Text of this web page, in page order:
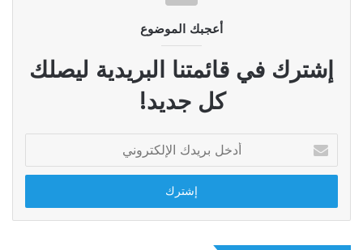
أعجبك الموضوع
إشترك في قائمتنا البريدية ليصلك
كل جديد!
بريدك
الإلكتروني